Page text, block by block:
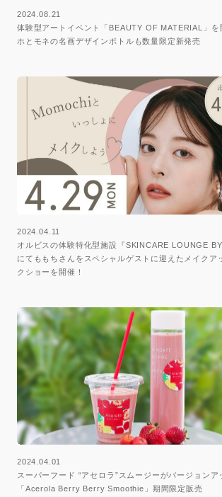
2024.08.21
体験型アートイベント「BEAUTY OF MATERIAL」を
ホとモネの名画デザインボトルも数量限定新発売
2024.04.11
オルビスの体験特化型施設『SKINCARE LOUNGE BY
にてももちさんをスペシャルゲストに迎えたメイクア
クショーを開催！
2024.04.01
スーパーフード “アセロラ”スムージーがバージョンア
「Acerola Berry Berry Smoothie」期間限定販売